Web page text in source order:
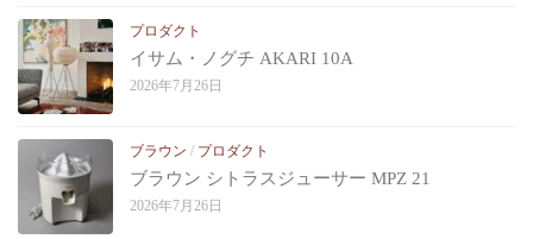
プロダクト
イサム・ノグチ AKARI 10A
2026年7月26日
ブラウン / プロダクト
ブラウン シトラスジューサー MPZ 21
2026年7月26日